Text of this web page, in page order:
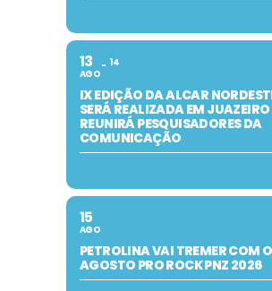
13
AGO
14
IX EDIÇÃO DA ALCAR
SERÁ REALIZADA EM JUAZEIRO
REUNIRÁ PESQUISADORES DA
COMUNICAÇÃO
15
AGO
PETROLINA VAI TREMER COM O
AGOSTO PRO ROCK PNZ 2026